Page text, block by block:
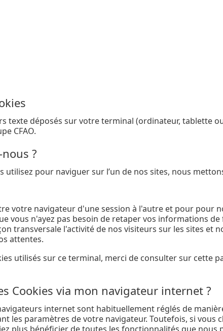
texte déposés sur votre terminal (ordinateur, tablette
CFAO.
?
utilisez pour naviguer sur l’un de nos sites, nous
votre navigateur d'une session à l'autre et pour pour
vous n'ayez pas besoin de retaper vos informations
transversale l'activité de nos visiteurs sur les sites et
attentes.
utilisés sur ce terminal, merci de consulter sur cette
Cookies via mon navigateur internet ?
internet sont habituellement réglés de
les paramètres de votre navigateur. Toutefois, si vous
plus bénéficier de toutes les fonctionnalités que nous